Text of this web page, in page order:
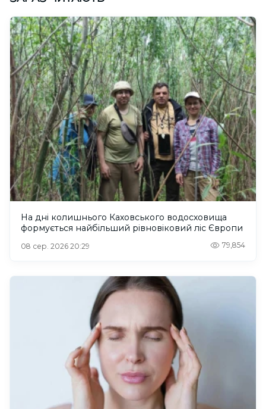
На дні колишнього Каховського водосховища
формується найбільший рівновіковий ліс Європи
08 сер. 2026 20:29 79,854